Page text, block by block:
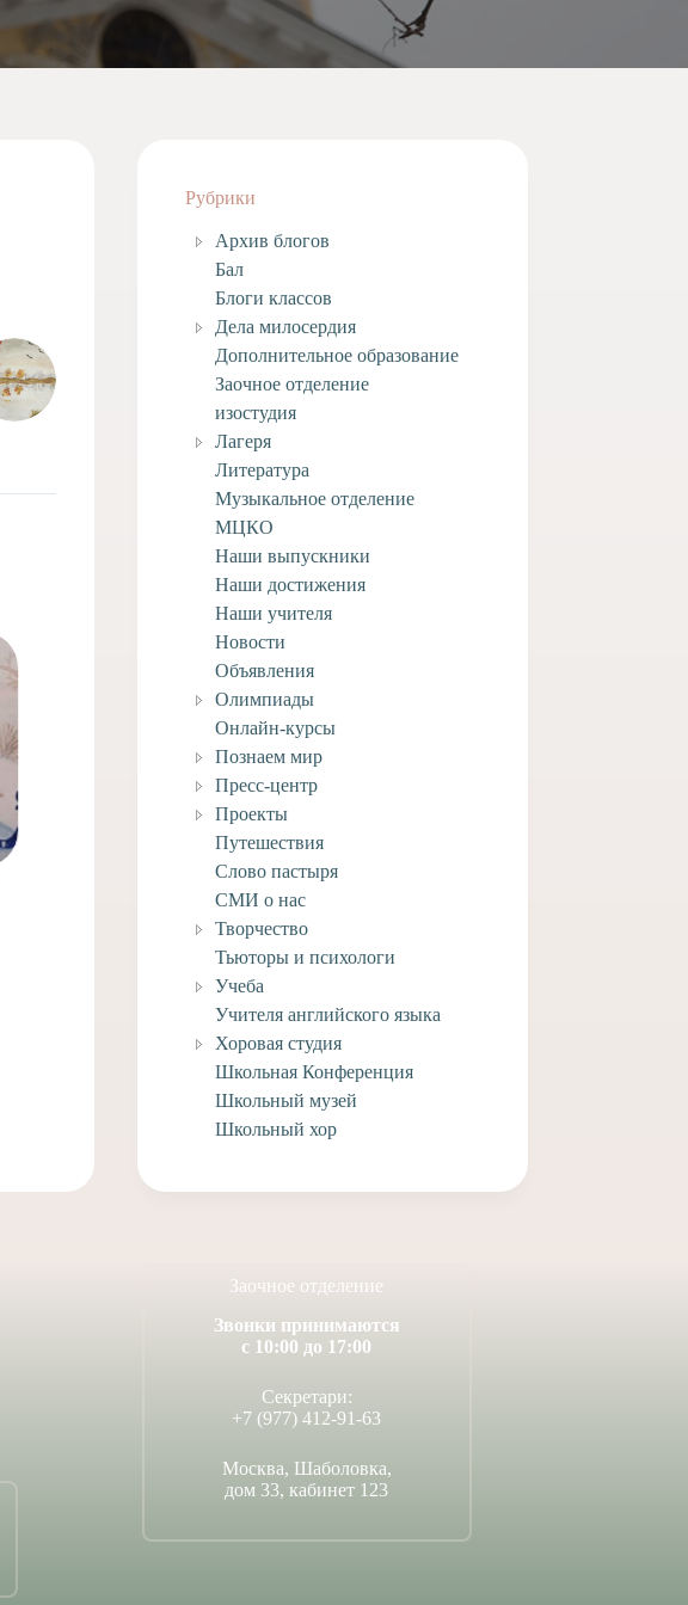
ВНИМАНИЕ! Карантин!
Рубрики
Архив блогов
Бал
Блоги классов
Дела милосердия
Дополнительное образование
Заочное отделение
изостудия
Лагеря
Литература
Музыкальное отделение
МЦКО
Наши выпускники
Наши достижения
Наши учителя
Новости
Объявления
Олимпиады
Онлайн-курсы
Познаем мир
Пресс-центр
Проекты
Путешествия
Слово пастыря
СМИ о нас
Творчество
Тьюторы и психологи
Учеба
Учителя английского языка
Хоровая студия
Школьная Конференция
Школьный музей
Школьный хор
Заочное отделение
Звонки принимаются
с 10:00 до 17:00
Секретари:
+7 (977) 412-91-63
Москва, Шаболовка,
дом 33, кабинет 123